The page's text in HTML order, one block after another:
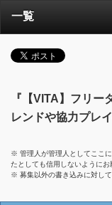
一覧
『【VITA】フリ
レンドや協力プレ
※ 管理人が管理人としてここ
たとしても信用しないようにお
※ 募集以外の書き込みに対し